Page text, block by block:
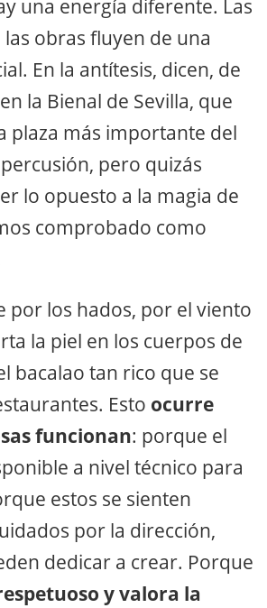
una energía diferente. Las
obras fluyen de una
En la antítesis, dicen, de
la Bienal de Sevilla, que
plaza más importante del
pero quizás
lo opuesto a la magia de
comprobado como
por los hados, por el viento
la piel en los cuerpos de
bacalao tan rico que se
Esto ocurre
funcionan: porque el
a nivel técnico para
estos se sienten
por la dirección,
dedicar a crear. Porque
y valora la